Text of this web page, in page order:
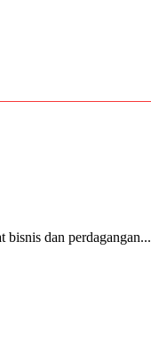
dan perdagangan...